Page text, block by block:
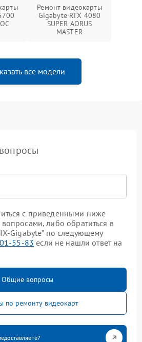
Ремонт видеокарты
Gigabyte RTX 4080
SUPER AORUS
MASTER
все модели
с приведенными ниже
либо обратиться в
Gigabyte” по следующему
55-83 если не нашли ответ на
Общие вопросы
по ремонту видеокарт